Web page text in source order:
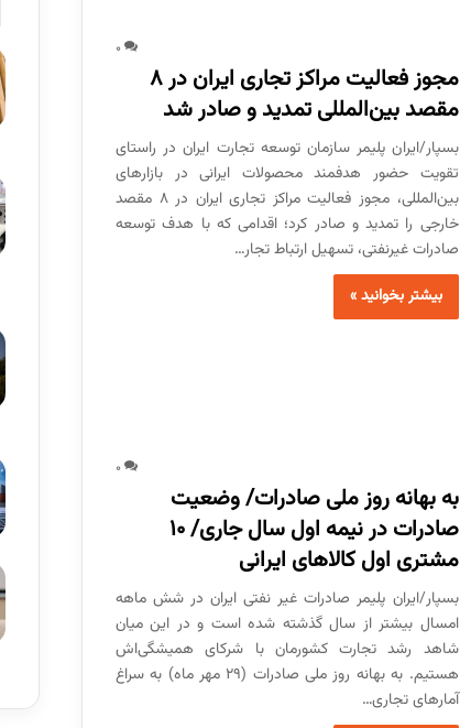
0
مجوز فعالیت مراکز تجاری ایران در ۸
مقصد بین‌المللی تمدید و صادر شد
بسپار/ایران پلیمر سازمان توسعه تجارت ایران در راستای
تقویت حضور هدفمند محصولات ایرانی در بازارهای
بین‌المللی، مجوز فعالیت مراکز تجاری ایران در ۸ مقصد
خارجی را تمدید و صادر کرد؛ اقدامی که با هدف توسعه
صادرات غیرنفتی، تسهیل ارتباط تجار…
بیشتر بخوانید »
0
به بهانه روز ملی صادرات/ وضعیت
صادرات در نیمه اول سال جاری/ ۱۰
مشتری اول کالاهای ایرانی
بسپار/ایران پلیمر صادرات غیر نفتی ایران در شش ماهه
امسال بیشتر از سال گذشته شده است و در این میان
شاهد رشد تجارت کشورمان با شرکای همیشگی‌اش
هستیم. به بهانه روز ملی صادرات (۲۹ مهر ماه) به سراغ
آمارهای تجاری…